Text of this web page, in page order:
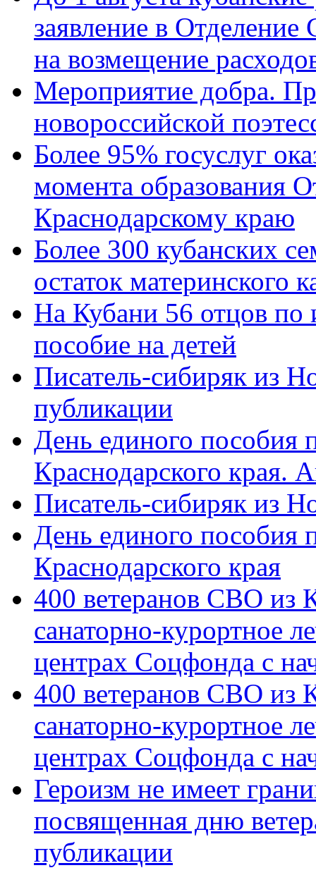
заявление в
на возмещение
Мероприятие добра.
новороссийской
Более 95% госуслуг
момента образования
Краснодарскому краю
Более 300 кубанских
остаток материнского
На Кубани 56 отцов по
пособие на детей
Писатель-сибиряк из
публикации
День единого пособия
Краснодарского края.
Писатель-сибиряк из
День единого пособия
Краснодарского края
400 ветеранов СВО из
санаторно-курортное
центрах Соцфонда с
400 ветеранов СВО из
санаторно-курортное
центрах Соцфонда с
Героизм не имеет
посвященная дню
публикации